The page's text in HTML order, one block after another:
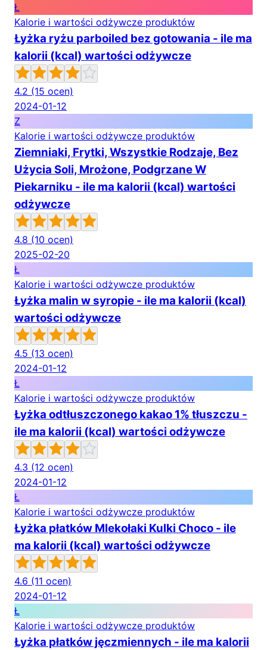
Ł
Kalorie i wartości odżywcze produktów
Łyżka ryżu parboiled bez gotowania - ile ma
kalorii (kcal) wartości odżywcze
4.2 (15 ocen)
2024-01-12
Z
Kalorie i wartości odżywcze produktów
Ziemniaki, Frytki, Wszystkie Rodzaje, Bez
Użycia Soli, Mrożone, Podgrzane W
Piekarniku - ile ma kalorii (kcal) wartości
odżywcze
4.8 (10 ocen)
2025-02-20
Ł
Kalorie i wartości odżywcze produktów
Łyżka malin w syropie - ile ma kalorii (kcal)
wartości odżywcze
4.5 (13 ocen)
2024-01-12
Ł
Kalorie i wartości odżywcze produktów
Łyżka odtłuszczonego kakao 1% tłuszczu -
ile ma kalorii (kcal) wartości odżywcze
4.3 (12 ocen)
2024-01-12
Ł
Kalorie i wartości odżywcze produktów
Łyżka płatków Mlekołaki Kulki Choco - ile
ma kalorii (kcal) wartości odżywcze
4.6 (11 ocen)
2024-01-12
Ł
Kalorie i wartości odżywcze produktów
Łyżka płatków jęczmiennych - ile ma kalorii